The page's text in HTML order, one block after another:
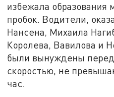
избежала образования
пробок. Водители,
Нансена, Михаила
Королева, Вавилова и
были вынуждены
скоростью, не
час.